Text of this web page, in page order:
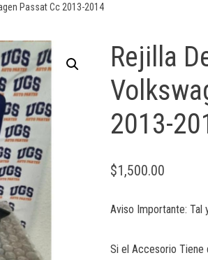
Passat Cc 2013-2014
Rejilla
2013-
$1,500.00
Aviso Importante: Tal
Si el Accesorio Tiene